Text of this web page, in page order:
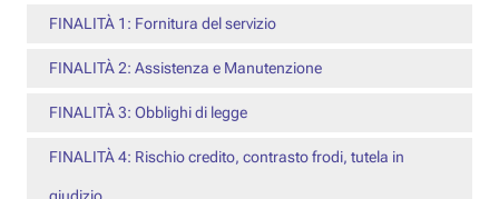
FINALITÀ 1: Fornitura del servizio
FINALITÀ 2: Assistenza e Manutenzione
FINALITÀ 3: Obblighi di legge
FINALITÀ 4: Rischio credito, contrasto frodi, tutela in